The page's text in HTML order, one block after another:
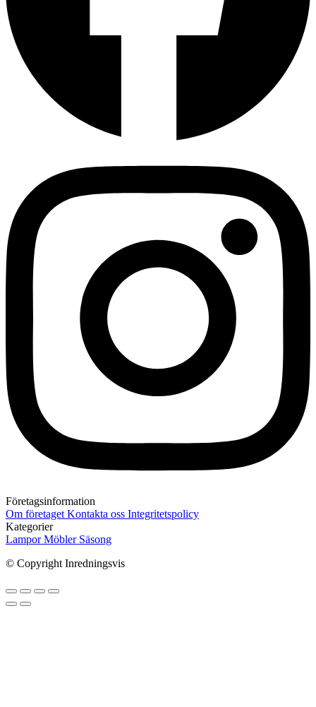
Företagsinformation
Om företaget Kontakta oss Integritetspolicy
Kategorier
LamporMöbler Säsong
© Copyright Inredningsvis